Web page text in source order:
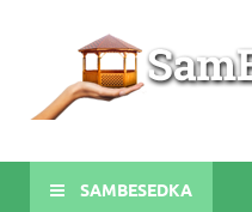
SAMBESEDKA